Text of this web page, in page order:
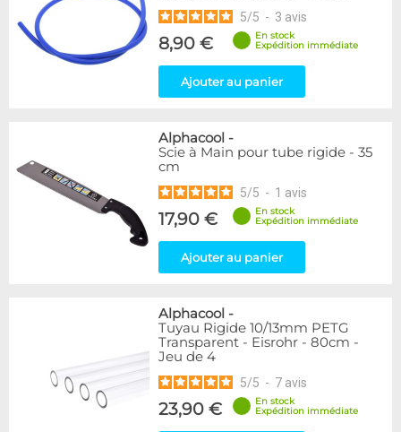
5/5 - 3 avis
8,90 €
En stock
Expédition immédiate
Ajouter au panier
Alphacool -
Scie à Main pour tube rigide - 35
cm
5/5 - 1 avis
17,90 €
En stock
Expédition immédiate
Ajouter au panier
Alphacool -
Tuyau Rigide 10/13mm PETG
Transparent - Eisrohr - 80cm -
Jeu de 4
5/5 - 7 avis
23,90 €
En stock
Expédition immédiate